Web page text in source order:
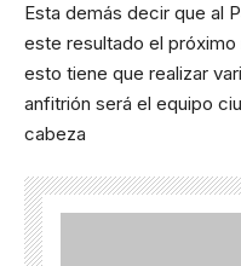
Esta demás decir que al
este resultado el
esto tiene que realizar
anfitrión será el equipo
cabeza